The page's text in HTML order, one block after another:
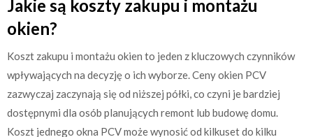
Jakie są koszty zakupu i montażu
okien?
Koszt zakupu i montażu okien to jeden z kluczowych czynników
wpływających na decyzję o ich wyborze. Ceny okien PCV
zazwyczaj zaczynają się od niższej półki, co czyni je bardziej
dostępnymi dla osób planujących remont lub budowę domu.
Koszt jednego okna PCV może wynosić od kilkuset do kilku